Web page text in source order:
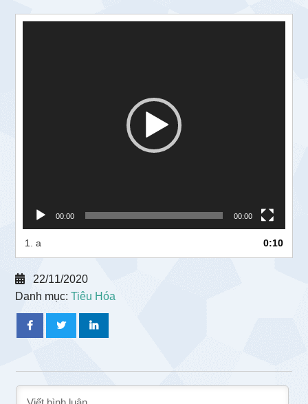
00:00 00:00
1.a 0:10
22/11/2020
Danh mục:Tiêu Hóa